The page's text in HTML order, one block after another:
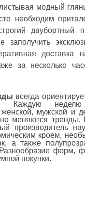
модный
необходим
двубортный
заполучить
доставка
за несколько
всегда
Каждую
мужской и
меняются тренды.
производитель
кроем,
а также
форм,
покупки.